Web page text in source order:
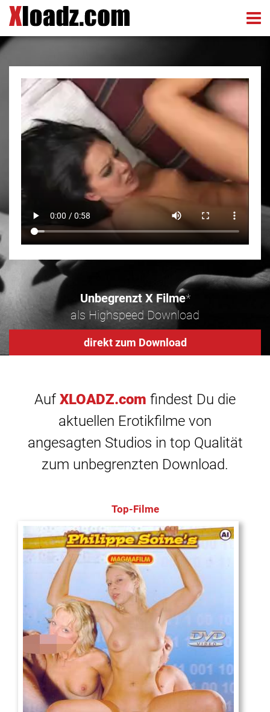
Unbegrenzt X Filme*
als Highspeed Download
direkt zum Download
Auf XLOADZ.com findest Du die
aktuellen Erotikfilme von
angesagten Studios in top Qualität
zum unbegrenzten Download.
Top-Filme